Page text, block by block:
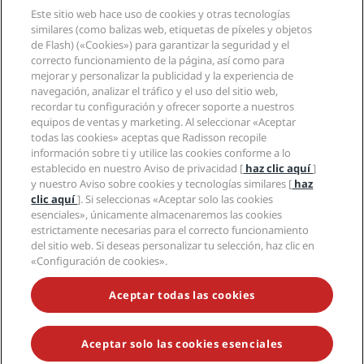
Nuevos hoteles y próximas aperturas
Aplicación de Radisson Hotels
Hoteles Sports Approved
Hoteles ideales para familias
Salud y seguridad
Radisson Hotel Group
Medios
Empleos en RHG
Empleos en PPHE
Empleos en EHL
The Club by RHG
Oportunidades de desarrollo
Responsabilidad social corporativa
Compras
Información legal
Centro de privacidad
Aviso legal
Términos y condiciones de Radisson Rewards
Acuerdo de uso del sitio
Accesibilidad digital
Declaración sobre la esclavitud moderna
Ayuda
Avisos al consumidor
Contacto
Preguntas frecuentes
Mapa del sitio
Redes sociales
Marcas de Radisson Hotels
NO TE PIERDAS NUESTRAS OFERTAS MÁS POPULARES
© 2026 Radisson Hotel Group.Todos los derechos reservados. RHG
Este sitio web hace uso de cookies y otras tecnologías
similares (como balizas web, etiquetas de píxeles y objetos
de Flash) («Cookies») para garantizar la seguridad y el
correcto funcionamiento de la página, así como para
mejorar y personalizar la publicidad y la experiencia de
navegación, analizar el tráfico y el uso del sitio web,
recordar tu configuración y ofrecer soporte a nuestros
equipos de ventas y marketing. Al seleccionar «Aceptar
todas las cookies» aceptas que Radisson recopile
información sobre ti y utilice las cookies conforme a lo
establecido en nuestro Aviso de privacidad [ haz clic aquí]
y nuestro Aviso sobre cookies y tecnologías similares [ haz
clic aquí]. Si seleccionas «Aceptar solo las cookies
esenciales», únicamente almacenaremos las cookies
estrictamente necesarias para el correcto funcionamiento
del sitio web. Si deseas personalizar tu selección, haz clic en
«Configuración de cookies».
Aceptar todas las cookies
Aceptar solo las cookies esenciales